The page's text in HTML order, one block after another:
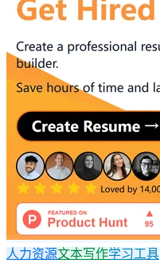
人力资源文本写作学习工具